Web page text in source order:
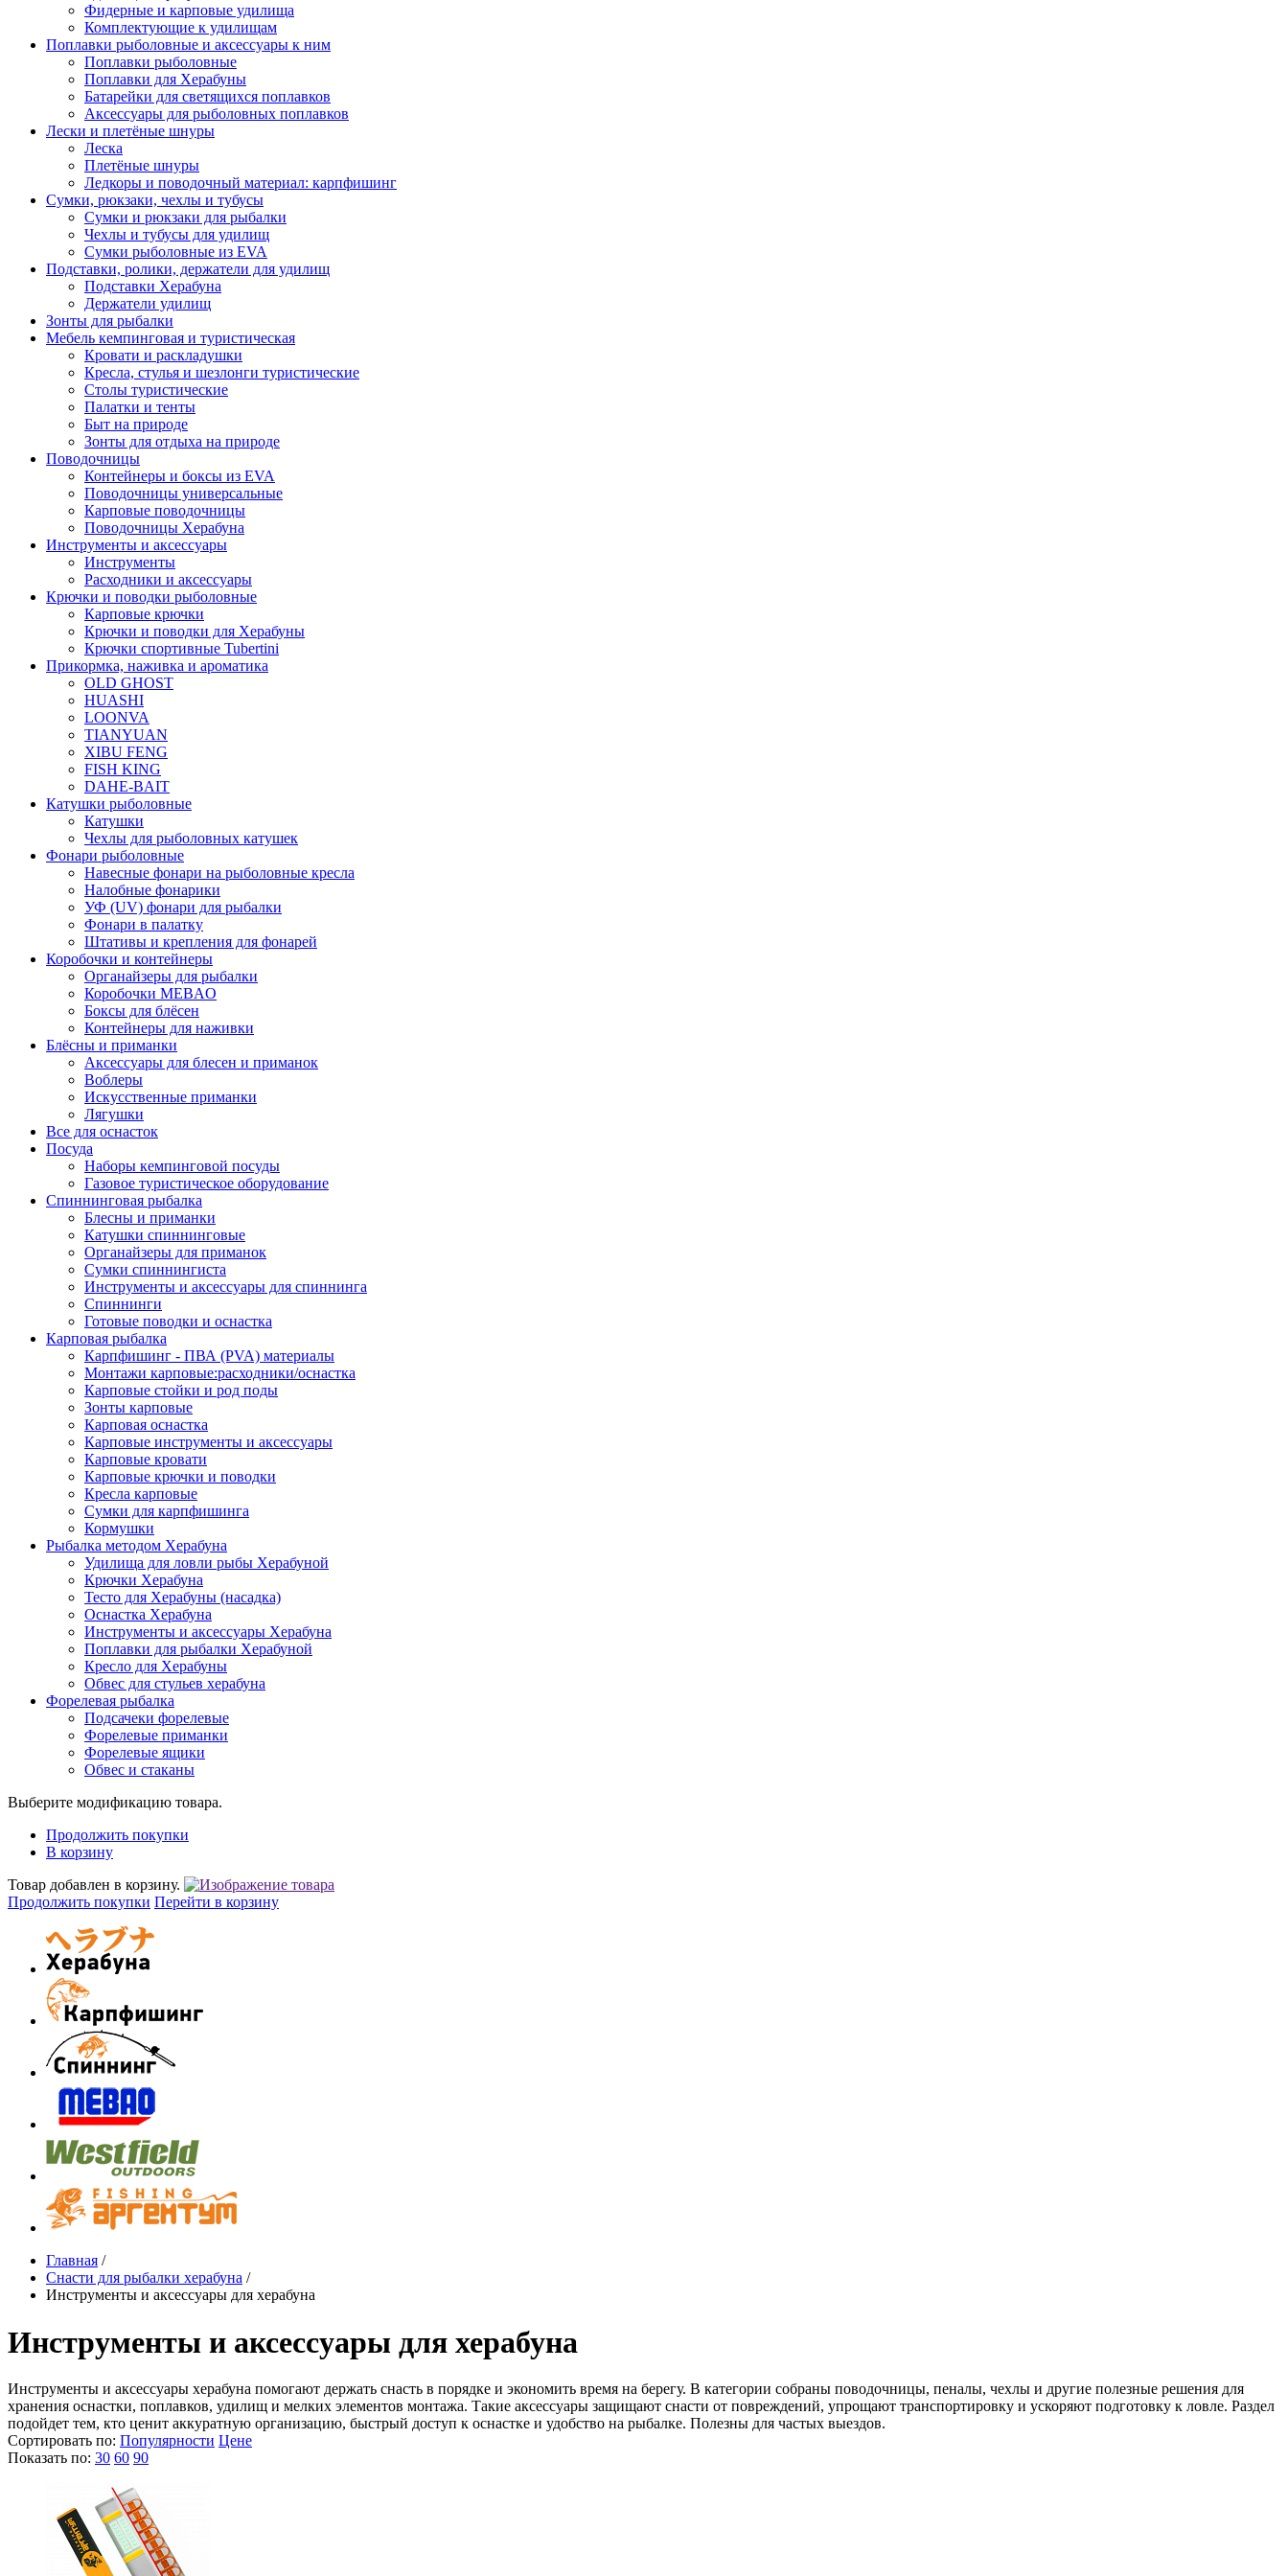
Фидерные и карповые удилища
Комплектующие к удилищам
Поплавки рыболовные и аксессуары к ним
Поплавки рыболовные
Поплавки для Херабуны
Батарейки для светящихся поплавков
Аксессуары для рыболовных поплавков
Лески и плетёные шнуры
Леска
Плетёные шнуры
Ледкоры и поводочный материал: карпфишинг
Сумки, рюкзаки, чехлы и тубусы
Сумки и рюкзаки для рыбалки
Чехлы и тубусы для удилищ
Сумки рыболовные из EVA
Подставки, ролики, держатели для удилищ
Подставки Херабуна
Держатели удилищ
Зонты для рыбалки
Мебель кемпинговая и туристическая
Кровати и раскладушки
Кресла, стулья и шезлонги туристические
Столы туристические
Палатки и тенты
Быт на природе
Зонты для отдыха на природе
Поводочницы
Контейнеры и боксы из EVA
Поводочницы универсальные
Карповые поводочницы
Поводочницы Херабуна
Инструменты и аксессуары
Инструменты
Расходники и аксессуары
Крючки и поводки рыболовные
Карповые крючки
Крючки и поводки для Херабуны
Крючки спортивные Tubertini
Прикормка, наживка и ароматика
OLD GHOST
HUASHI
LOONVA
TIANYUAN
XIBU FENG
FISH KING
DAHE-BAIT
Катушки рыболовные
Катушки
Чехлы для рыболовных катушек
Фонари рыболовные
Навесные фонари на рыболовные кресла
Налобные фонарики
УФ (UV) фонари для рыбалки
Фонари в палатку
Штативы и крепления для фонарей
Коробочки и контейнеры
Органайзеры для рыбалки
Коробочки MEBAO
Боксы для блёсен
Контейнеры для наживки
Блёсны и приманки
Аксессуары для блесен и приманок
Воблеры
Искусственные приманки
Лягушки
Все для оснасток
Посуда
Наборы кемпинговой посуды
Газовое туристическое оборудование
Спиннинговая рыбалка
Блесны и приманки
Катушки спиннинговые
Органайзеры для приманок
Сумки спиннингиста
Инструменты и аксессуары для спиннинга
Спиннинги
Готовые поводки и оснастка
Карповая рыбалка
Карпфишинг - ПВА (PVA) материалы
Монтажи карповые:расходники/оснастка
Карповые стойки и род поды
Зонты карповые
Карповая оснастка
Карповые инструменты и аксессуары
Карповые кровати
Карповые крючки и поводки
Кресла карповые
Сумки для карпфишинга
Кормушки
Рыбалка методом Херабуна
Удилища для ловли рыбы Херабуной
Крючки Херабуна
Тесто для Херабуны (насадка)
Оснастка Херабуна
Инструменты и аксессуары Херабуна
Поплавки для рыбалки Херабуной
Кресло для Херабуны
Обвес для стульев херабуна
Форелевая рыбалка
Подсачеки форелевые
Форелевые приманки
Форелевые ящики
Обвес и стаканы
Выберите модификацию товара.
Продолжить покупки
В корзину
Товар добавлен в корзину.
Продолжить покупки Перейти в корзину
Главная /
Снасти для рыбалки херабуна /
Инструменты и аксессуары для херабуна
Инструменты и аксессуары для херабуна
Инструменты и аксессуары херабуна помогают держать снасть в порядке и экономить время на берегу. В категории собраны поводочницы, пеналы, чехлы и другие полезные решения для
хранения оснастки, поплавков, удилищ и мелких элементов монтажа. Такие аксессуары защищают снасти от повреждений, упрощают транспортировку и ускоряют подготовку к ловле. Раздел
подойдет тем, кто ценит аккуратную организацию, быстрый доступ к оснастке и удобство на рыбалке. Полезны для частых выездов.
Сортировать по: Популярности Цене
Показать по: 30 60 90